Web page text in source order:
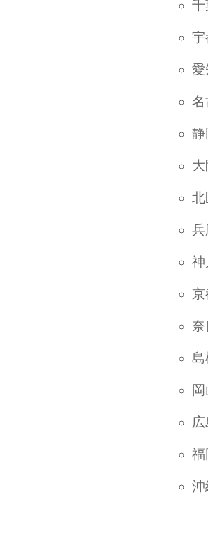
千
宇
愛
名
静
北
兵
神
京
奈
島
福
沖